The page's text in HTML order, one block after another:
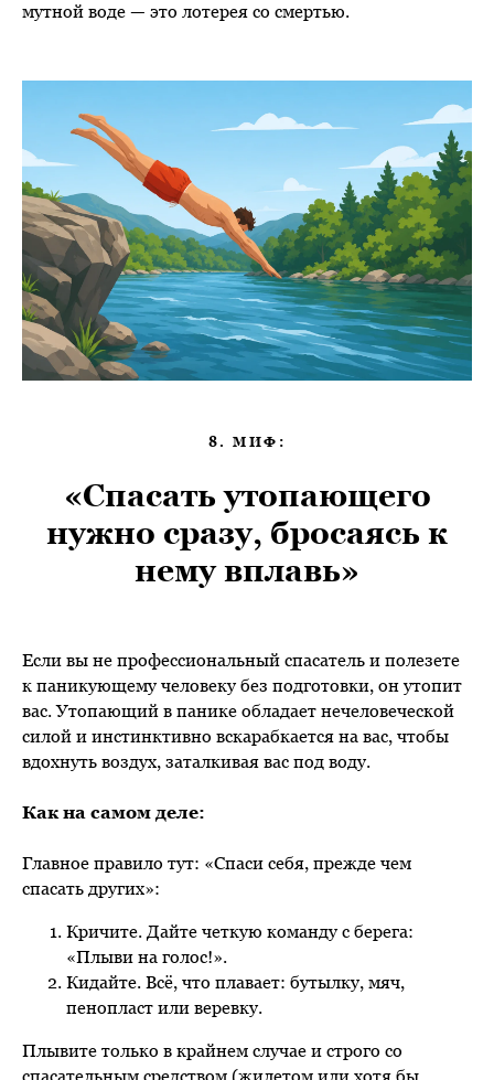
мутной воде — это лотерея со смертью.
8. МИФ:
«Спасать утопающего
нужно сразу, бросаясь к
нему вплавь»
Если вы не профессиональный спасатель и полезете
к паникующему человеку без подготовки, он утопит
вас. Утопающий в панике обладает нечеловеческой
силой и инстинктивно вскарабкается на вас, чтобы
вдохнуть воздух, заталкивая вас под воду.
Как на самом деле:
Главное правило тут: «Спаси себя, прежде чем
спасать других»:
Кричите. Дайте четкую команду с берега:
«Плыви на голос!».
Кидайте. Всё, что плавает: бутылку, мяч,
пенопласт или веревку.
Плывите только в крайнем случае и строго со
спасательным средством (жилетом или хотя бы